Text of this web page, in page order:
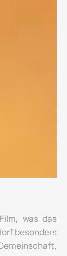
was das
besonders